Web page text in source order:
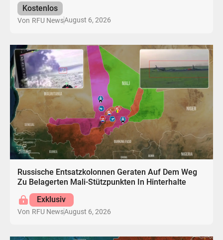
Kostenlos
Von RFU NewsAugust 6, 2026
Russische Entsatzkolonnen Geraten Auf Dem Weg
Zu Belagerten Mali-Stützpunkten In Hinterhalte
Exklusiv
Von RFU NewsAugust 6, 2026